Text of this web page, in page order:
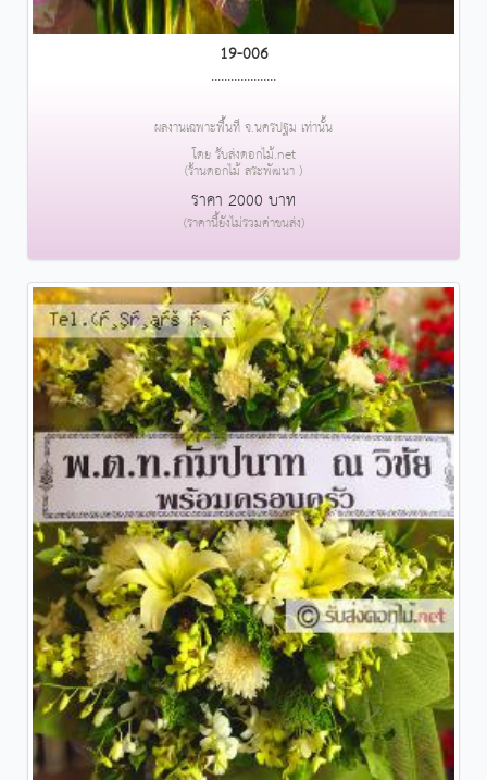
19-006
....................
ผลงานเฉพาะพื้นที่ จ.นครปฐม เท่านั้น
โดย รับส่งดอกไม้.net
(ร้านดอกไม้ สระพัฒนา )
ราคา 2000 บาท
(ราคานี้ยังไม่รวมค่าขนส่ง)